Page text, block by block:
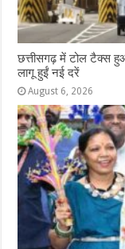
छत्तीसगढ़ में टोल टैक्स
लागू हुईं नई दरें
August 6, 2026